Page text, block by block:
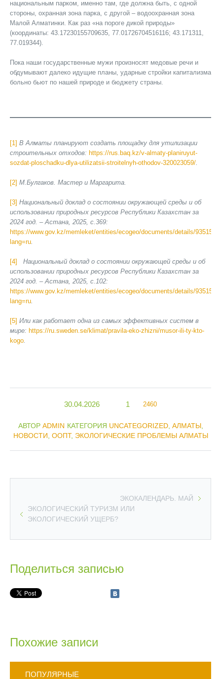
национальным парком, именно там, где должна быть, с одной
стороны, охранная зона парка, с другой – водоохранная зона
Малой Алматинки. Как раз «на пороге дикой природы»
(координаты: 43.17230155709635, 77.01726704516116; 43.171311,
77.019344).
Пока наши государственные мужи произносят медовые речи и
обдумывают далеко идущие планы, ударные стройки капитализма
больно бьют по нашей природе и бюджету страны.
[1] В Алматы планируют создать площадку для утилизации
строительных отходов: https://rus.baq.kz/v-almaty-planiruyut-
sozdat-ploschadku-dlya-utilizatsii-stroitelnyh-othodov-320023059/.
[2] М.Булгаков. Мастер и Маргарита.
[3] Национальный доклад о состоянии окружающей среды и об
использовании природных ресурсов Республики Казахстан за
2024 год. – Астана, 2025, с.369:
https://www.gov.kz/memleket/entities/ecogeo/documents/details/935154?
lang=ru.
[4]
Национальный доклад о состоянии окружающей среды и об
использовании природных ресурсов Республики Казахстан за
2024 год. – Астана, 2025, с.102:
https://www.gov.kz/memleket/entities/ecogeo/documents/details/935154?
lang=ru.
[5] Или как работает одна из самых эффективных систем в
мире: https://ru.sweden.se/klimat/pravila-eko-zhizni/musor-ili-ty-kto-
kogo.
30.04.2026 1 2460
АВТОР ADMIN КАТЕГОРИЯ UNCATEGORIZED, АЛМАТЫ,
НОВОСТИ ООПТ, ЭКОЛОГИЧЕСКИЕ ПРОБЛЕМЫ АЛМАТЫ
ЭКОКАЛЕНДАРЬ. МАЙ
ЭКОЛОГИЧЕСКИЙ ТУРИЗМ ИЛИ
ЭКОЛОГИЧЕСКИЙ УЩЕРБ?
Поделиться записью
Похожие записи
ПОПУЛЯРНЫЕ